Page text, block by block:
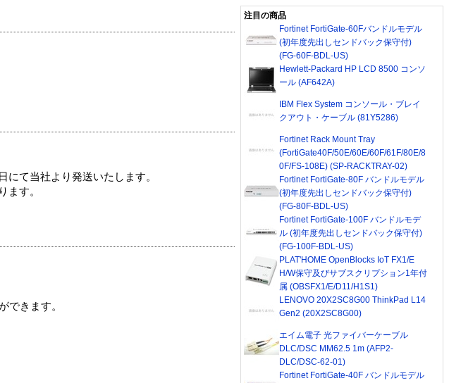
て当社より発送いたします。
ます。
できます。
注目の商品
Fortinet FortiGate-60Fバンドルモデル
(初年度先出しセンドバック保守付)
(FG-60F-BDL-US)
Hewlett-Packard HP LCD 8500 コンソ
ール (AF642A)
IBM Flex System コンソール・ブレイ
クアウト・ケーブル (81Y5286)
Fortinet Rack Mount Tray
(FortiGate40F/50E/60E/60F/61F/80E/8
0F/FS-108E) (SP-RACKTRAY-02)
Fortinet FortiGate-80F バンドルモデル
(初年度先出しセンドバック保守付)
(FG-80F-BDL-US)
Fortinet FortiGate-100F バンドルモデ
ル (初年度先出しセンドバック保守付)
(FG-100F-BDL-US)
PLAT'HOME OpenBlocks IoT FX1/E
H/W保守及びサブスクリプション1年付
属 (OBSFX1/E/D11/H1S1)
LENOVO 20X2SC8G00 ThinkPad L14
Gen2 (20X2SC8G00)
エイム電子 光ファイバーケーブル
DLC/DSC MM62.5 1m (AFP2-
DLC/DSC-62-01)
Fortinet FortiGate-40F バンドルモデル